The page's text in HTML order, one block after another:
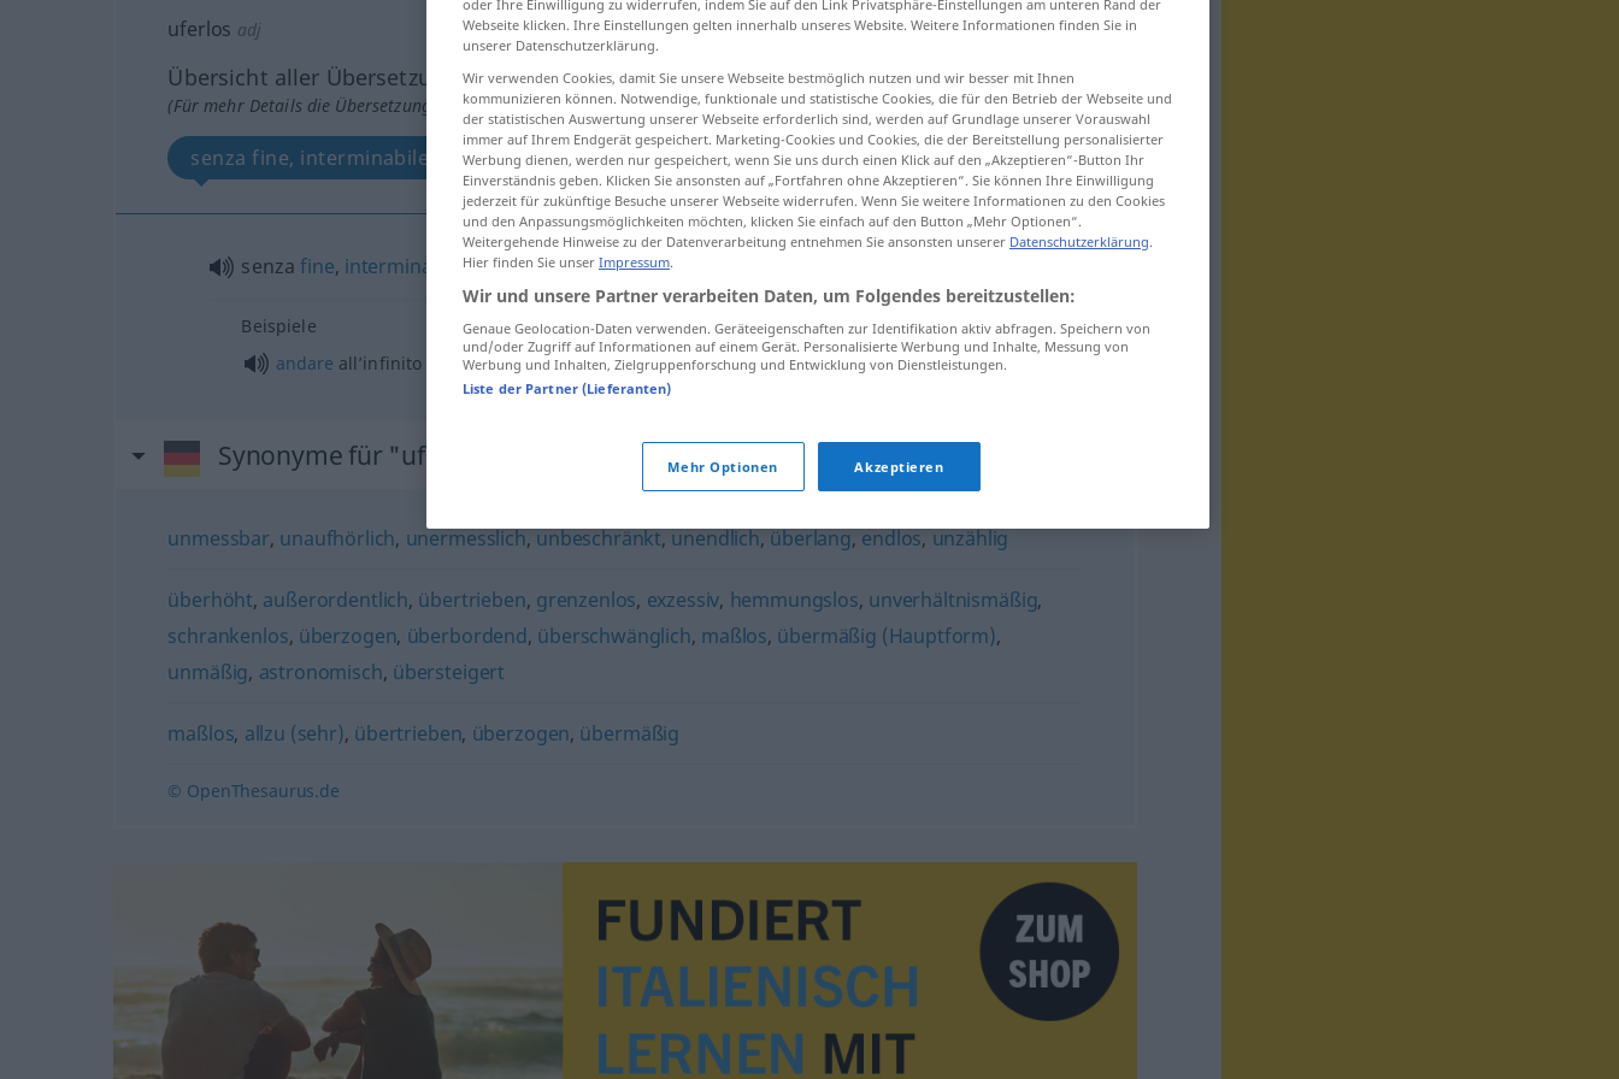
uferlos adj
Übersicht aller Übersetzungen
(Für mehr Details die Übersetzung anklicken/antippen)
senza fine, interminabile
senzafine, interminabile
Beispiele
andare all’infinito ins Uferlosegehen UMG
Synonyme für "uferlos"
unmessbar, unaufhörlich, unermesslich,unbeschränkt,unendlich,überlang,endlos,unzählig
überhöht, außerordentlich, übertrieben, grenzenlos, exzessiv, hemmungslos, unverhältnismäßig,
schrankenlos, überzogen, überbordend, überschwänglich, maßlos, übermäßig (Hauptform),
unmäßig, astronomisch, übersteigert
maßlos, allzu (sehr), übertrieben, überzogen, übermäßig
© OpenThesaurus.de
oder Ihre Einwilligung zu widerrufen, indem Sie auf den Link Privatsphäre-Einstellungen am unteren Rand der
Webseite klicken. Ihre Einstellungen gelten innerhalb unseres Website. Weitere Informationen finden Sie in
unserer Datenschutzerklärung.
Wir verwenden Cookies, damit Sie unsere Webseite bestmöglich nutzen und wir besser mit Ihnen
kommunizieren können. Notwendige, funktionale und statistische Cookies, die für den Betrieb der Webseite und
der statistischen Auswertung unserer Webseite erforderlich sind, werden auf Grundlage unserer Vorauswahl
immer auf Ihrem Endgerät gespeichert. Marketing-Cookies und Cookies, die der Bereitstellung personalisierter
Werbung dienen, werden nur gespeichert, wenn Sie uns durch einen Klick auf den „Akzeptieren“-Button Ihr
Einverständnis geben. Klicken Sie ansonsten auf „Fortfahren ohne Akzeptieren“. Sie können Ihre Einwilligung
jederzeit für zukünftige Besuche unserer Webseite widerrufen. Wenn Sie weitere Informationen zu den Cookies
und den Anpassungsmöglichkeiten möchten, klicken Sie einfach auf den Button „Mehr Optionen“.
Weitergehende Hinweise zu der Datenverarbeitung entnehmen Sie ansonsten unserer Datenschutzerklärung.
Hier finden Sie unser Impressum.
Wir und unsere Partner verarbeiten Daten, um Folgendes bereitzustellen:
Genaue Geolocation-Daten verwenden. Geräteeigenschaften zur Identifikation aktiv abfragen. Speichern von
und/oder Zugriff auf Informationen auf einem Gerät. Personalisierte Werbung und Inhalte, Messung von
Werbung und Inhalten, Zielgruppenforschung und Entwicklung von Dienstleistungen.
Liste der Partner (Lieferanten)
Mehr Optionen Akzeptieren